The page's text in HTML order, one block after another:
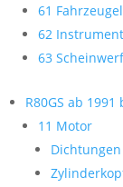
61
62
63
R80GS ab 1991
11 Motor
Dichtungen